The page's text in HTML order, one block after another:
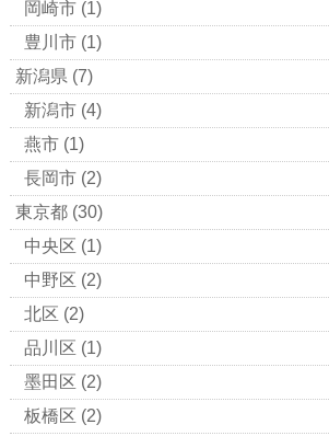
岡崎市 (1)
豊川市 (1)
新潟県 (7)
新潟市 (4)
燕市 (1)
長岡市 (2)
東京都 (30)
中央区 (1)
中野区 (2)
北区 (2)
品川区 (1)
墨田区 (2)
板橋区 (2)